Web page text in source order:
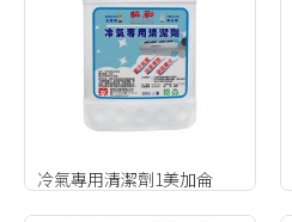
冷氣專用清潔劑1美加侖